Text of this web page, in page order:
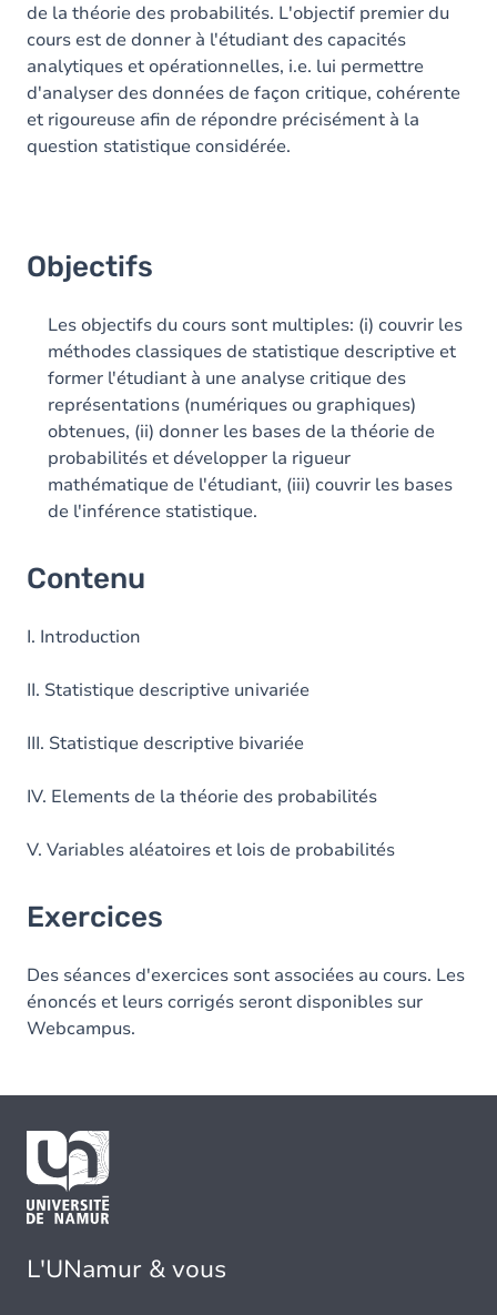
de la théorie des probabilités. L'objectif premier du
cours est de donner à l'étudiant des capacités
analytiques et opérationnelles, i.e. lui permettre
d'analyser des données de façon critique, cohérente
et rigoureuse afin de répondre précisément à la
question statistique considérée.
Objectifs
Les objectifs du cours sont multiples: (i) couvrir les
méthodes classiques de statistique descriptive et
former l'étudiant à une analyse critique des
représentations (numériques ou graphiques)
obtenues, (ii) donner les bases de la théorie de
probabilités et développer la rigueur
mathématique de l'étudiant, (iii) couvrir les bases
de l'inférence statistique.
Contenu
I. Introduction
II. Statistique descriptive univariée
III. Statistique descriptive bivariée
IV. Elements de la théorie des probabilités
V. Variables aléatoires et lois de probabilités
Exercices
Des séances d'exercices sont associées au cours. Les
énoncés et leurs corrigés seront disponibles sur
Webcampus.
L'UNamur & vous